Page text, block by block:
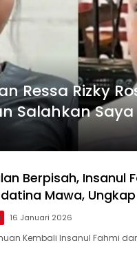
Ressa Rizky
Salahkan
Berpisah, Insanul
Mawa,
16 Januari 2026
Kembali Insanul Fahmi